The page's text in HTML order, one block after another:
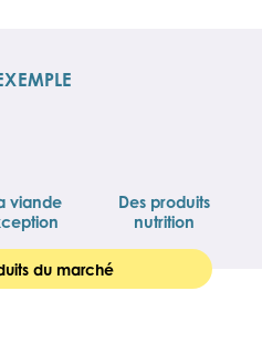
viande
Des produits
nutrition
du marché